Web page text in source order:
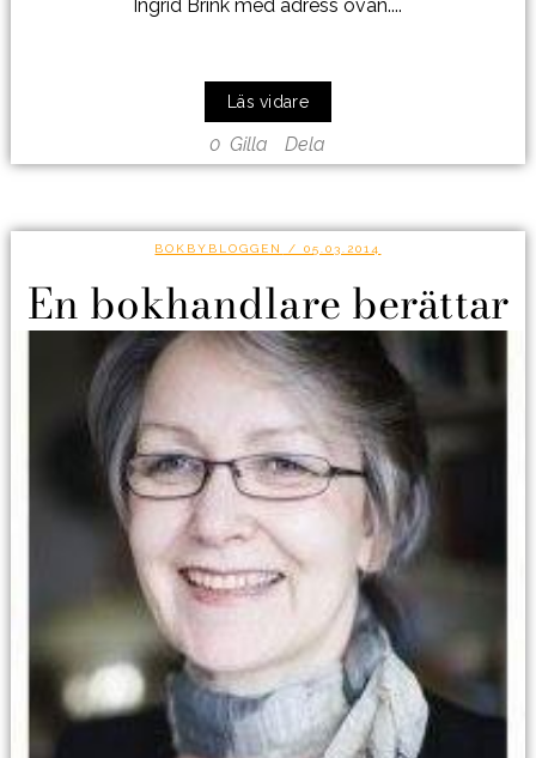
Ingrid Brink med adress ovan....
Läs vidare
0 Gilla Dela
BOKBYBLOGGEN / 05.03.2014
En bokhandlare berättar